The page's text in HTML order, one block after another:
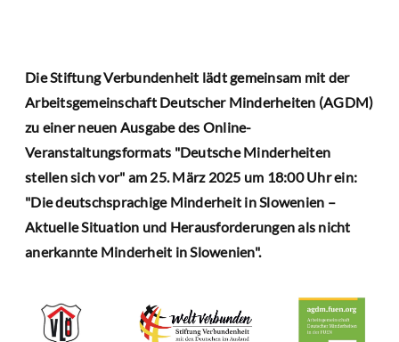
Die Stiftung Verbundenheit lädt gemeinsam mit der
Arbeitsgemeinschaft Deutscher Minderheiten (AGDM)
zu einer neuen Ausgabe des Online-
Veranstaltungsformats "Deutsche Minderheiten
stellen sich vor" am 25. März 2025 um 18:00 Uhr ein:
"Die deutschsprachige Minderheit in Slowenien –
Aktuelle Situation und Herausforderungen als nicht
anerkannte Minderheit in Slowenien".